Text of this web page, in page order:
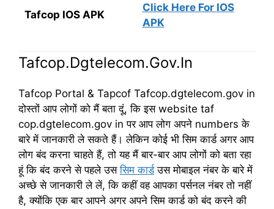
Tafcop IOS APK
Click Here For IOS
APK
Tafcop.Dgtelecom.Gov.In
Tafcop Portal & Tapcof Tafcop.dgtelecom.gov in
दोस्तों आप लोगों को मैं बता दूं, कि इस website taf
cop.dgtelecom.gov in पर आप लोग अपने numbers के
बारे में जानकारी ले सकते हैं। लेकिन कोई भी सिम कार्ड अगर आप
लोग बंद करना चाहते हैं, तो यह मैं बार-बार आप लोगों को बता रहा
हूं कि बंद करने से पहले उससिम कार्डउस मोबाइल नंबर के बारे में
अच्छे से जानकारी ले लें, कि कहीं वह आपका पर्सनल नंबर तो नहीं
है, क्योंकि एक बार आपने अगर अपने सिम कार्ड को बंद करने की